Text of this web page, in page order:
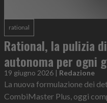
rational
Rational, la pulizia
autonoma per ogni
19 giugno 2026 | Redazione
La nuova formulazione dei
CombiMaster Plus, oggi